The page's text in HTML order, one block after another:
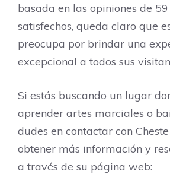
basada en las opiniones de
satisfechos, queda claro que
preocupa por brindar una
excepcional a todos sus
Si estás buscando un lugar
aprender artes marciales o
dudes en contactar con
obtener más información y
a través de su página web: